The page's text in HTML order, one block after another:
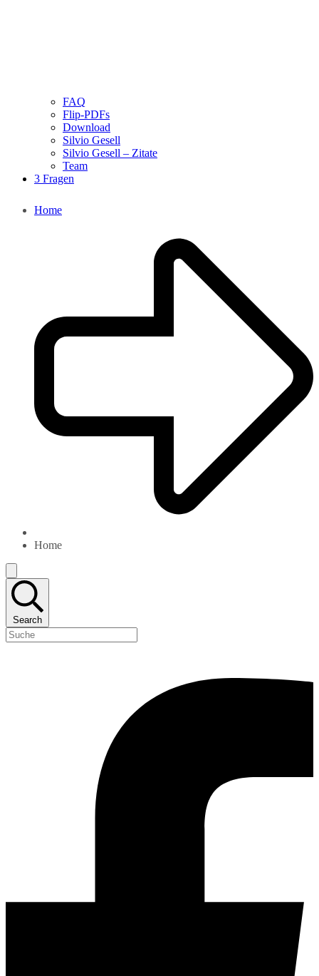
FAQ
Flip-PDFs
Download
Silvio Gesell
Silvio Gesell – Zitate
Team
3 Fragen
Home
Home
Search